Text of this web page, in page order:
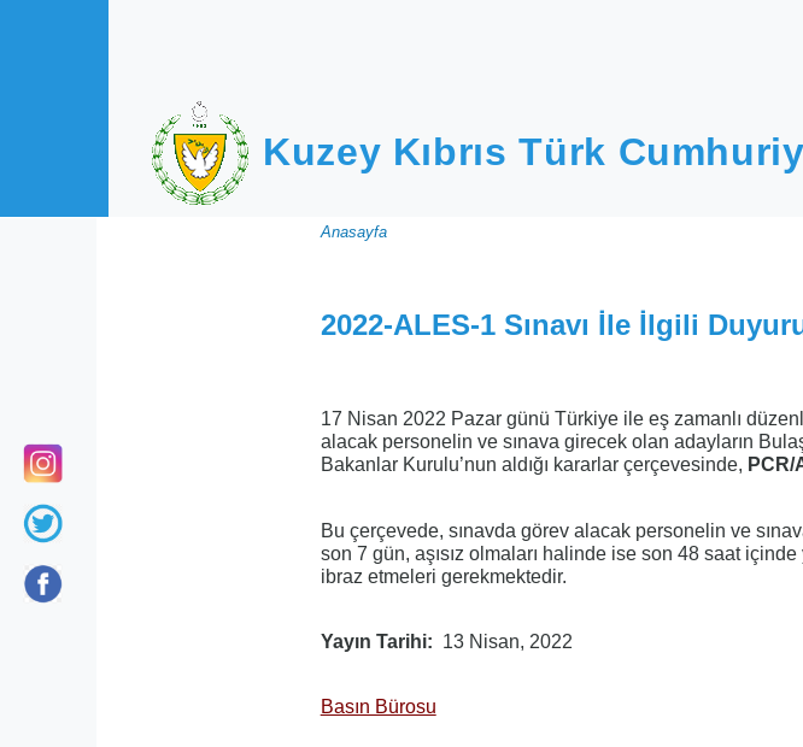
Kuzey Kıbrıs Türk
Sayfa
yolu
Anasayfa
2022-ALES-1 Sınavı İle İlgili
17 Nisan 2022 Pazar günü Türkiye ile eş zamanlı
alacak personelin ve sınava girecek olan adayların
Bakanlar Kurulu’nun aldığı kararlar çerçevesinde, PCR/
Bu çerçevede, sınavda görev alacak personelin ve
son 7 gün, aşısız olmaları halinde ise son 48 saat içinde
ibraz etmeleri gerekmektedir.
Yayın Tarihi 13 Nisan, 2022
Basın Bürosu